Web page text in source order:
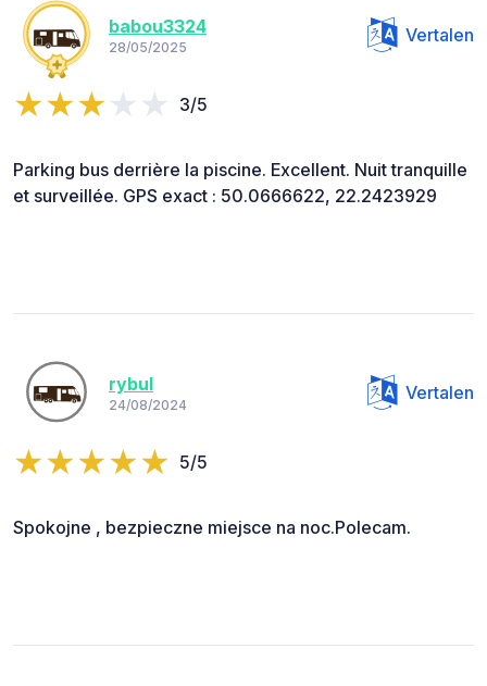
babou3324
28/05/2025
Vertalen
3/5
Parking bus derrière la piscine. Excellent. Nuit tranquille
et surveillée. GPS exact : 50.0666622, 22.2423929
rybul
24/08/2024
Vertalen
5/5
Spokojne , bezpieczne miejsce na noc.Polecam.